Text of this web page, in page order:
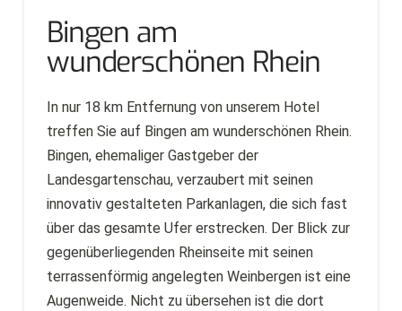
Bingen am
wunderschönen Rhein
In nur 18 km Entfernung von unserem Hotel
treffen Sie auf Bingen am wunderschönen Rhein.
Bingen, ehemaliger Gastgeber der
Landesgartenschau, verzaubert mit seinen
innovativ gestalteten Parkanlagen, die sich fast
über das gesamte Ufer erstrecken. Der Blick zur
gegenüberliegenden Rheinseite mit seinen
terrassenförmig angelegten Weinbergen ist eine
Augenweide. Nicht zu übersehen ist die dort